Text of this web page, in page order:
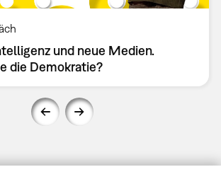
und neue Medien.
die Demokratie?